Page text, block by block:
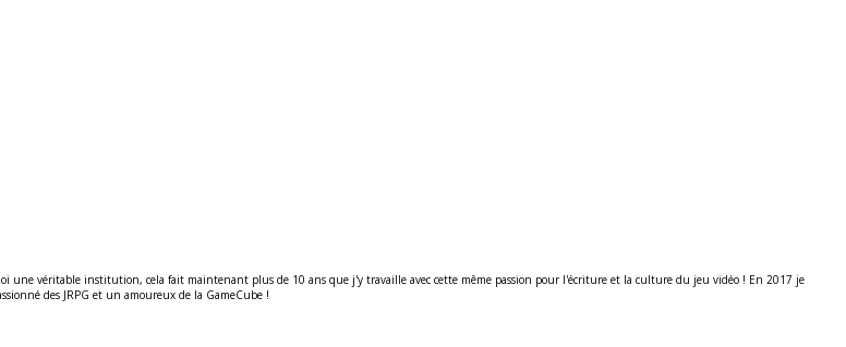
une véritable institution, cela fait maintenant plus de 10 ans que j'y travaille avec cette même passion pour l'écriture et la culture du jeu vidéo ! En 2017 je
des JRPG et un amoureux de la GameCube !